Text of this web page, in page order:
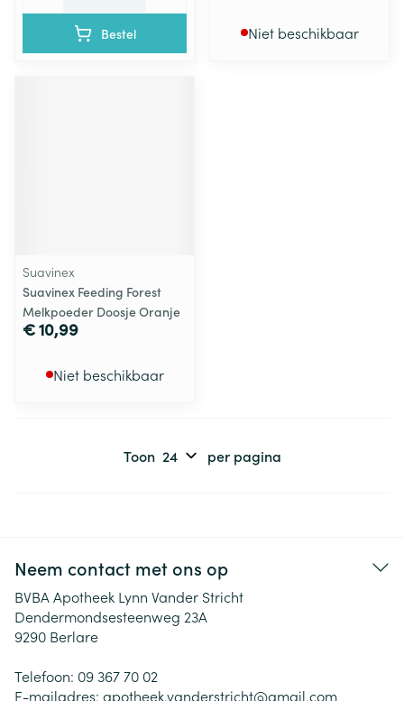
Bestel Niet beschikbaar
Suavinex
Suavinex Feeding Forest
Melkpoeder Doosje Oranje
€ 10,99
Niet beschikbaar
Toon per pagina
Neem contact met ons op
BVBA Apotheek Lynn Vander Stricht
Dendermondsesteenweg 23A
9290 Berlare
Telefoon: 09 367 70 02
E-mailadres: apotheek.vanderstricht@gmail.com